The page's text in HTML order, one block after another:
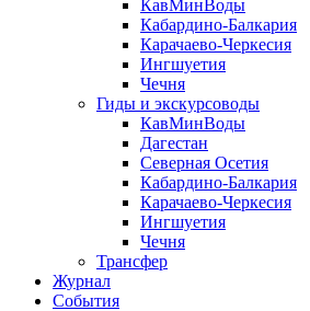
КавМинВоды
Кабардино-Балкария
Карачаево-Черкесия
Ингшуетия
Чечня
Гиды и экскурсоводы
КавМинВоды
Дагестан
Северная Осетия
Кабардино-Балкария
Карачаево-Черкесия
Ингшуетия
Чечня
Трансфер
Журнал
События